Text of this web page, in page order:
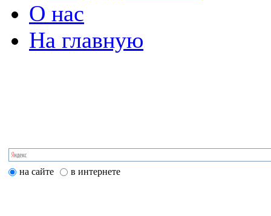
О нас
На главную
на сайте в интернете